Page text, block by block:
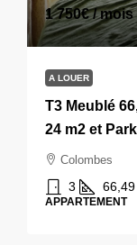
1 750€/ mois
A LOUER
T3 Meublé
24 m2 et
Colombes
3 66,49
APPARTEMENT